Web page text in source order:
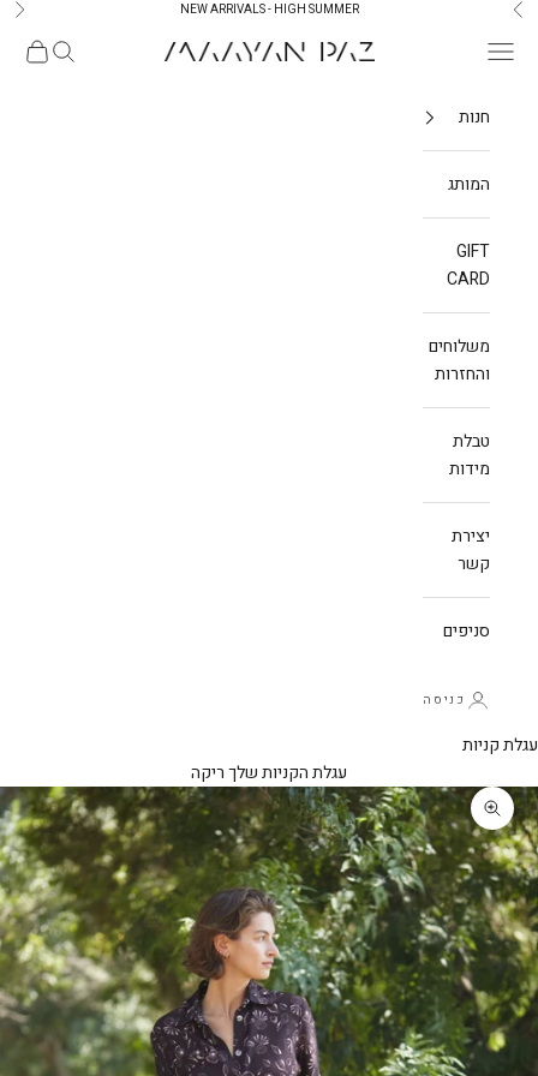
דילוג לתוכן
הקודם NEW ARRIVALS - HIGH SUMMER
Maayan paz תפריט חיפושעגלת
חנות
המותג
GIFT
CARD
משלוחים
והחזרות
טבלת
מידות
יצירת
קשר
סניפים
כניסה
עגלת קניות
עגלת הקניות שלך ריקה
תקריב